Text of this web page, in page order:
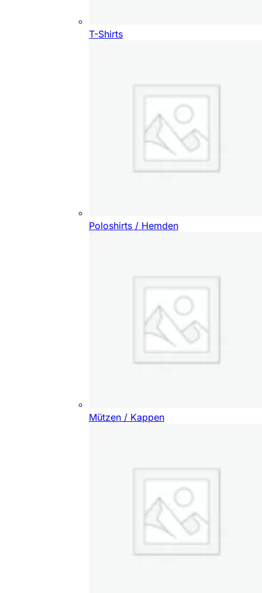
T-Shirts
Poloshirts / Hemden
Mützen / Kappen